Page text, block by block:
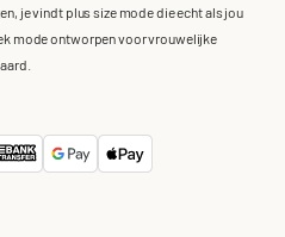
je vindt plus size mode die echt als jou
mode ontworpen voor vrouwelijke